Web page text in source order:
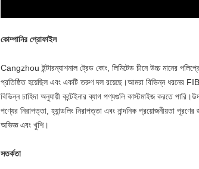
কোম্পানির প্রোফাইল
Cangzhou ইন্টারন্যাশনাল ট্রেড কোং, লিমিটেড চীনে উচ্চ মানের
প্রতিষ্ঠিত হয়েছিল এবং একটি তরুণ দল রয়েছে।আমরা বিভিন্ন ধরনের
বিভিন্ন চাহিদা অনুযায়ী কন্টেইনার ব্যাগ পণ্যগুলি কাস্টমাইজ করতে
পণ্যের নিরাপত্তা, হ্যান্ডলিং নিরাপত্তা এবং নান্দনিক প্রয়োজনীয়তা
অভিজ্ঞ এবং খুশি।
সতর্কতা